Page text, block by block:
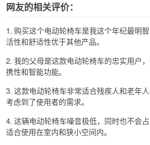
网友的相关评价：
1. 购买这个电动轮椅车是我这个年纪最明
活性和舒适性优于其他产品。
2. 我的父母是这款电动轮椅车的忠实用户
携性和智能功能。
3. 这款电动轮椅车非常适合残疾人和老年
考虑到了使用者的需求。
4. 这辆电动轮椅车噪音极低，同时也不会
适合使用在室内和狭小空间内。